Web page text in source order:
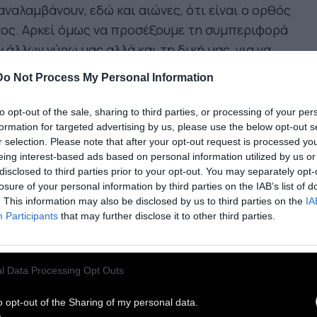
Not Process My Personal Information
opt-out of the sale, sharing to third parties, or processing of your
for targeted advertising by us, please use the below opt-out
selection. Please note that after your opt-out request is processed
interest-based ads based on personal information utilized by us
to third parties prior to your opt-out. You may separately
of your personal information by third parties on the IAB’s list of
This information may also be disclosed by us to third parties on the
Participants that may further disclose it to other third parties.
Data Processing Opt Outs
opt-out of the Sharing of my personal data.
εδώ και αιώνες, ότι είναι ο ορθός
Αρκεί όμως να προσέξουμε τη συμπεριφορά
άλλων γύρω μας αλλά και τη δική μας, για να
ότι αυτό δεν αληθεύει. Οι ατομικές
οι συλλογικές συμπεριφορές πολύ συχνά είναι
Τα ζώα είναι πιο λογικά από εμάς· δεν
δεν τρώνε δηλητηριώδη μανιτάρια,
αυτό που πρέπει, για να συντηρηθούν και να
Ποιο είναι το ίδιον του ανθρώπου;
το πάθος και οι επιθυμίες; Ναι, πράγματι. Τα
από ό,τι μπορούμε να ξέρουμε, δεν έχουν πάθη
Τι όμως συνιστά την ιδιαιτερότητα του
και των επιθυμιών;
η δόξα, το κάλλος, η εξουσία, ο πλούτος-